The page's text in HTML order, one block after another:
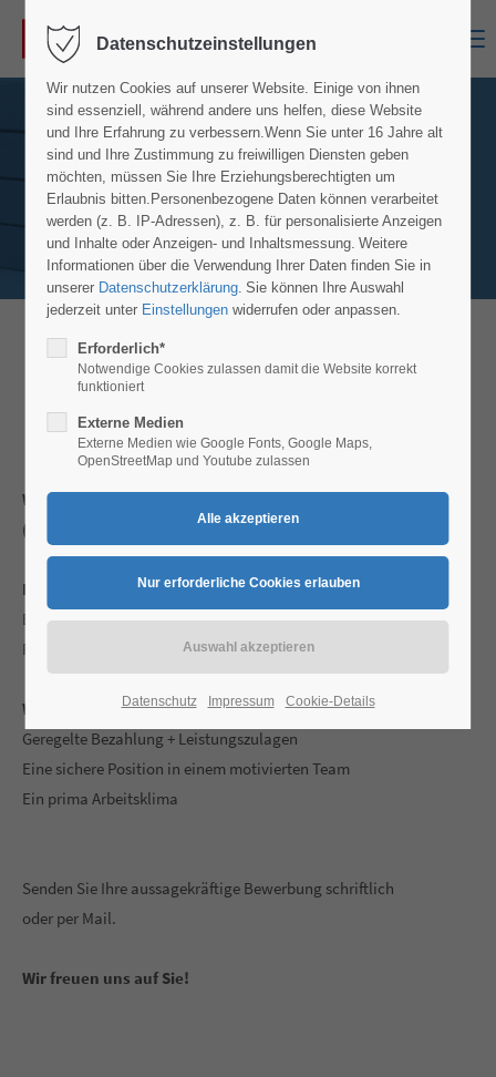
Gerüstbau-Facharbeiter
(m/w/d) · Vollzeit · Ab sofort
Wir suchen einen geprüften Gerüstbau-Facharbeiter
(m/w/d) zur Verstärkung unseres erfolgreichen Teams!
Ihre Voraussetzung:
Erfahrung in Fassaden- und Industriegerüstbau
Führerschein B und ggf. C
Wir bieten:
Geregelte Bezahlung + Leistungszulagen
Eine sichere Position in einem motivierten Team
Ein prima Arbeitsklima
Senden Sie Ihre aussagekräftige Bewerbung schriftlich
oder per Mail.
Wir freuen uns auf Sie!
Datenschutzeinstellungen
Wir nutzen Cookies auf unserer Website. Einige von ihnen
sind essenziell, während andere uns helfen, diese Website
und Ihre Erfahrung zu verbessern.Wenn Sie unter 16 Jahre alt
sind und Ihre Zustimmung zu freiwilligen Diensten geben
möchten, müssen Sie Ihre Erziehungsberechtigten um
Erlaubnis bitten. Personenbezogene Daten können verarbeitet
werden (z. B. IP-Adressen), z. B. für personalisierte Anzeigen
und Inhalte oder Anzeigen- und Inhaltsmessung. Weitere
Informationen über die Verwendung Ihrer Daten finden Sie in
unserer Datenschutzerklärung. Sie können Ihre Auswahl
jederzeit unter Einstellungen widerrufen oder anpassen.
Erforderlich*
Notwendige Cookies zulassen damit die Website korrekt
funktioniert
Externe Medien
Externe Medien wie Google Fonts, Google Maps,
OpenStreetMap und Youtube zulassen
Datenschutz Impressum Cookie-Details